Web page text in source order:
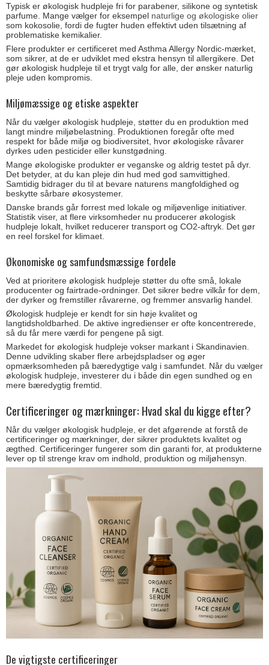
Typisk er økologisk hudpleje fri for parabener, silikone og syntetisk
parfume. Mange vælger for eksempel naturlige og økologiske olier
som kokosolie, fordi de fugter huden effektivt uden tilsætning af
problematiske kemikalier.
Flere produkter er certificeret med Asthma Allergy Nordic-mærket,
som sikrer, at de er udviklet med ekstra hensyn til allergikere. Det
gør økologisk hudpleje til et trygt valg for alle, der ønsker naturlig
pleje uden kompromis.
Miljømæssige og etiske aspekter
Når du vælger økologisk hudpleje, støtter du en produktion med
langt mindre miljøbelastning. Produktionen foregår ofte med
respekt for både miljø og biodiversitet, hvor økologiske råvarer
dyrkes uden pesticider eller kunstgødning.
Mange økologiske produkter er veganske og aldrig testet på dyr.
Det betyder, at du kan pleje din hud med god samvittighed.
Samtidig bidrager du til at bevare naturens mangfoldighed og
beskytte sårbare økosystemer.
Danske brands går forrest med lokale og miljøvenlige initiativer.
Statistik viser, at flere virksomheder nu producerer økologisk
hudpleje lokalt, hvilket reducerer transport og CO2-aftryk. Det gør
en reel forskel for klimaet.
Økonomiske og samfundsmæssige fordele
Ved at prioritere økologisk hudpleje støtter du ofte små, lokale
producenter og fairtrade-ordninger. Det sikrer bedre vilkår for dem,
der dyrker og fremstiller råvarerne, og fremmer ansvarlig handel.
Økologisk hudpleje er kendt for sin høje kvalitet og
langtidsholdbarhed. De aktive ingredienser er ofte koncentrerede,
så du får mere værdi for pengene på sigt.
Markedet for økologisk hudpleje vokser markant i Skandinavien.
Denne udvikling skaber flere arbejdspladser og øger
opmærksomheden på bæredygtige valg i samfundet. Når du vælger
økologisk hudpleje, investerer du i både din egen sundhed og en
mere bæredygtig fremtid.
Certificeringer og mærkninger: Hvad skal du kigge efter?
Når du vælger økologisk hudpleje, er det afgørende at forstå de
certificeringer og mærkninger, der sikrer produktets kvalitet og
ægthed. Certificeringer fungerer som din garanti for, at produkterne
lever op til strenge krav om indhold, produktion og miljøhensyn.
De vigtigste certificeringer